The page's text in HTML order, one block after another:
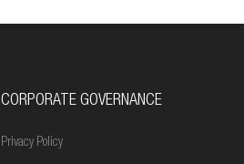
CORPORATE GOVERNANCE
Privacy Policy